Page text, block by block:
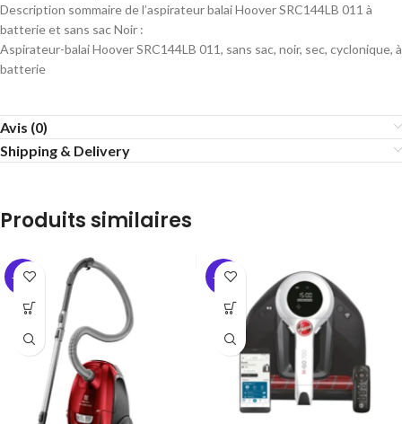
Description sommairede l’aspirateur balai Hoover SRC144LB 011 à
batterie et sans sac Noir :
Aspirateur-balai Hoover SRC144LB 011, sans sac, noir, sec, cyclonique, à
batterie
Avis (0)
Shipping & Delivery
Produits similaires
-35% -68%